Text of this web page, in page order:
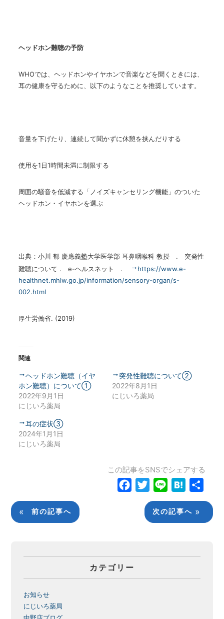
ヘッドホン難聴の予防
WHOでは、ヘッドホンやイヤホンで音楽などを聞くときには、
耳の健康を守るために、以下のようなことを推奨しています。
音量を下げたり、連続して聞かずに休憩を挟んだりする
使用を1日1時間未満に制限する
周囲の騒音を低減する「ノイズキャンセリング機能」のついた
ヘッドホン・イヤホンを選ぶ
出典：小川 郁 慶應義塾大学医学部 耳鼻咽喉科 教授 . 突発性
難聴について . e-ヘルスネット .
https://www.e-
healthnet.mhlw.go.jp/information/sensory-organ/s-
002.html
厚生労働省. (2019)
関連
ヘッドホン難聴（イヤ
ホン難聴）について①
2022年9月1日
にじいろ薬局
突発性難聴について②
2022年8月1日
にじいろ薬局
耳の症状③
2024年1月1日
にじいろ薬局
この記事をSNSでシェアする
FacebookTwitterLine Hatena
有
« 前の記事へ 次の記事へ »
カテゴリー
お知らせ
にじいろ薬局